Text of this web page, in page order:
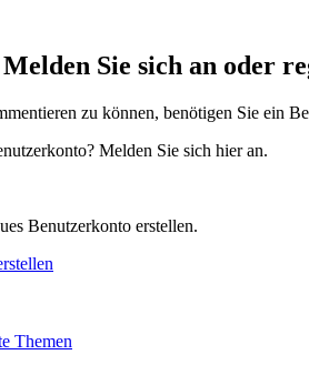
Sie sich an oder
zu können, benötigen Sie ein
Melden Sie sich hier an.
Benutzerkonto erstellen.
Themen